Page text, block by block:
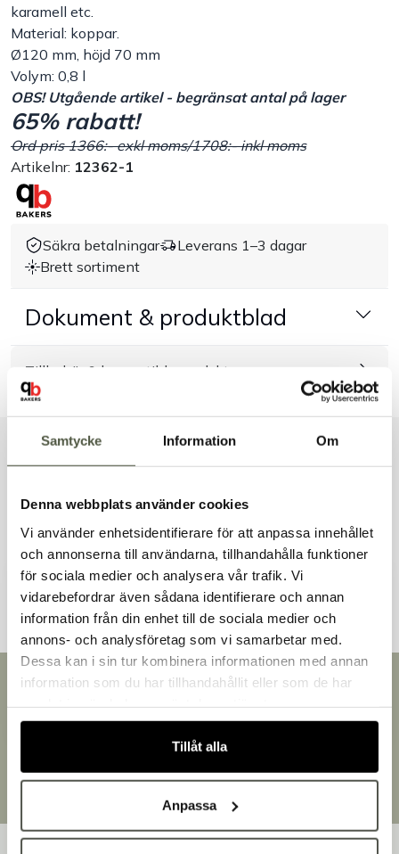
Samtycke Information Om
Denna webbplats använder cookies
Vi använder enhetsidentifierare för att anpassa innehållet
och annonserna till användarna, tillhandahålla funktioner
för sociala medier och analysera vår trafik. Vi
vidarebefordrar även sådana identifierare och annan
information från din enhet till de sociala medier och
annons- och analysföretag som vi samarbetar med.
Dessa kan i sin tur kombinera informationen med annan
information som du har tillhandahållit eller som de har
Tillåt alla
Anpassa
Monin
Handla efter bransch
Varumärken
Outlet
Om Bakers
karamell etc.
Material: koppar.
Ø120 mm, höjd 70 mm
Volym: 0,8 l
OBS! Utgående artikel - begränsat antal på lager
65% rabatt!
Ord pris 1366:- exkl moms/1708:- inkl moms
Artikelnr: 12362-1
Säkra betalningar
Leverans 1–3 dagar
Brett sortiment
Dokument & produktblad
Tillbehör & kompatibla produkter
Liknande produkter
Andra kunder tittade även på
Snabb leverans
Leverans inom 3-5 arbetsdagar.
Över 30 000 produkter
Egen produktion
Välkommen till Bakers!
Handlar du som företag eller privatperson?
Fortsätt som privatperson